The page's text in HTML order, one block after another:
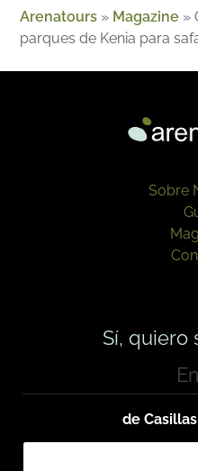
Arenatours » Magazine »
parques de Kenia para
Sobre
Sí, quiero
a
*
de